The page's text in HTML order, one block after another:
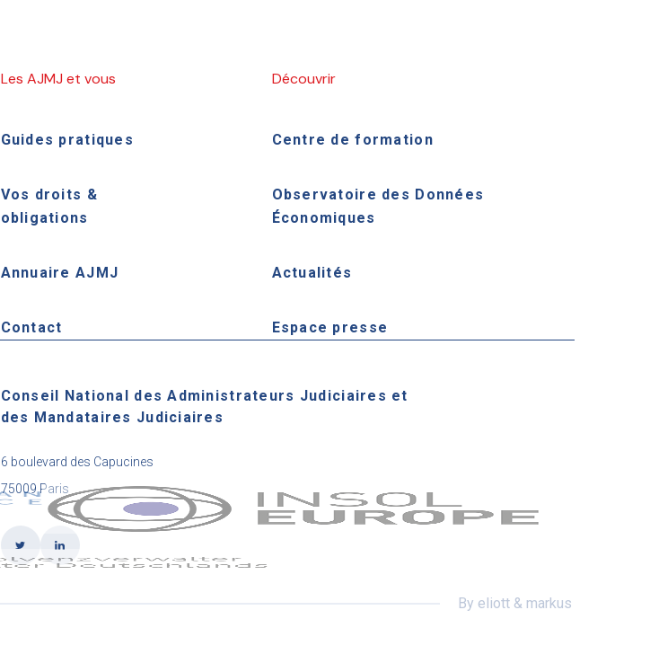
Les AJMJ et vous
Guides pratiques
Vos droits &
obligations
Annuaire AJMJ
Contact
Découvrir
Centre de formation
Observatoire des Données
Économiques
Actualités
Espace presse
Conseil National des Administrateurs Judiciaires et
des Mandataires Judiciaires
6 boulevard des Capucines
75009 Paris
By eliott & markus